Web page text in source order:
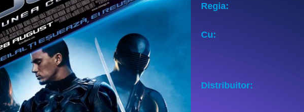
Regia:
Cu:
Distribuitor: